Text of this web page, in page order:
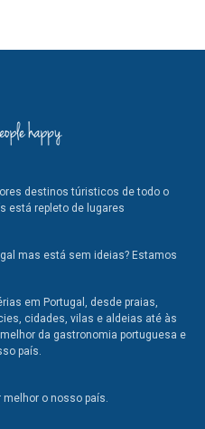
destinos túristicos de todo o
está repleto de lugares
mas está sem ideias? Estamos
em Portugal, desde praias,
cidades, vilas e aldeias até às
da gastronomia portuguesa e
país.
o nosso país.